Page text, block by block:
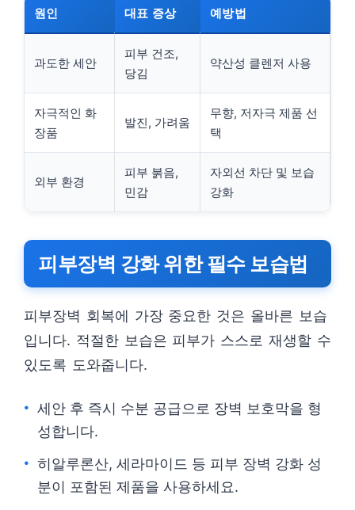
원인 대표 증상 예방법
과도한 세안
피부 건조,
당김
약산성 클렌저 사용
자극적인 화
장품
발진, 가려움
무향, 저자극 제품 선
택
외부 환경
피부 붉음,
민감
자외선 차단 및 보습
강화
피부장벽 강화 위한 필수 보습법
피부장벽 회복에 가장 중요한 것은 올바른 보습
입니다. 적절한 보습은 피부가 스스로 재생할 수
있도록 도와줍니다.
세안 후 즉시 수분 공급으로 장벽 보호막을 형
성합니다.
히알루론산, 세라마이드 등 피부 장벽 강화 성
분이 포함된 제품을 사용하세요.